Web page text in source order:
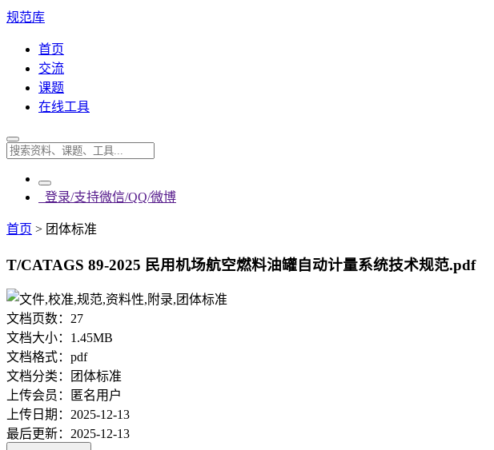
规范库
首页
交流
课题
在线工具
登录/支持微信/QQ/微博
首页 > 团体标准
T/CATAGS 89-2025 民用机场航空燃料油罐自动计量系统技术规范.pdf
文档页数： 27
文档大小： 1.45MB
文档格式： pdf
文档分类：
团体标准
上传会员：
匿名用户
上传日期： 2025-12-13
最后更新： 2025-12-13